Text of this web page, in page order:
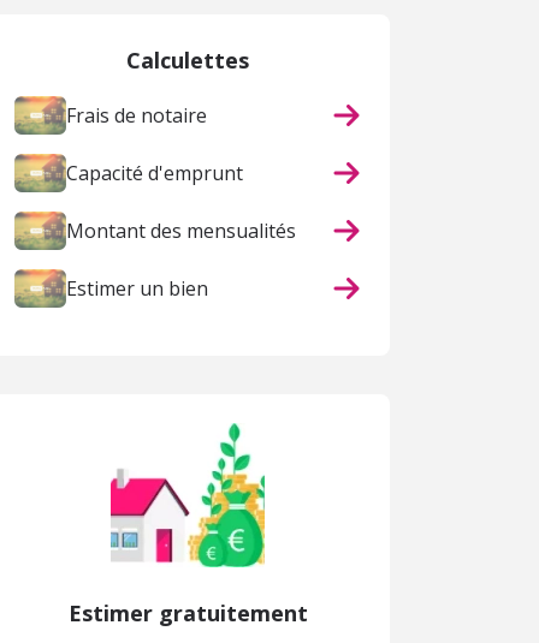
Calculettes
Frais de notaire
Capacité d'emprunt
Montant des mensualités
Estimer un bien
Estimer gratuitement